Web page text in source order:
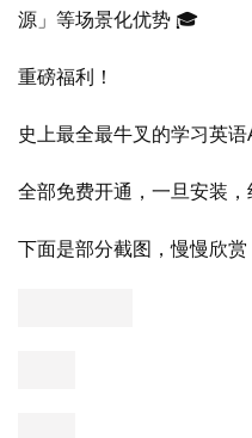
源」等场景化优势 🎓
重磅福利！
史上最全最牛叉的学习英语
全部免费开通，一旦安装，
下面是部分截图，慢慢欣赏